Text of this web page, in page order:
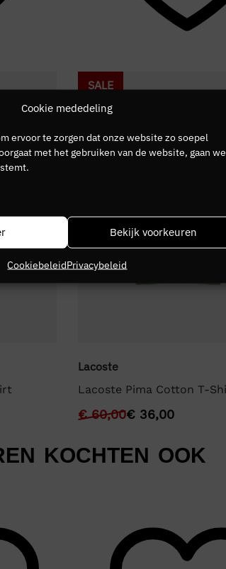
Cookie mededeling
ervoor te zorgen dat onze website zo soepel
met het gebruiken van de website, gaan
Bekijk voorkeuren
CookiebeleidPrivacybeleid
SALE
Lacoste
Lacoste Pima Cotton T-
€60,00€ 36,00
KOCHTEN OOK